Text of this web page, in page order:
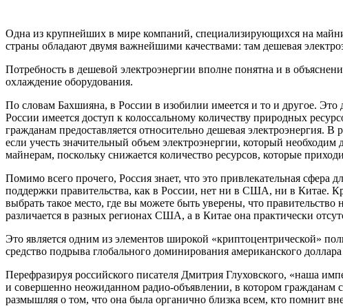
Одна из крупнейших в мире компаний, специализирующихся на
страны обладают двумя важнейшими качествами: там дешевая
Потребность в дешевой электроэнергии вполне понятна и в
охлаждение оборудования.
По словам Бахшияна, в России в изобилии имеется и то и другое.
России имеется доступ к колоссальному количеству природных
гражданам предоставляется относительно дешевая
если учесть значительный объем электроэнергии, который
майнерам, поскольку снижается количество ресурсов, которые
Помимо всего прочего, Россия знает, что это привлекательная сфера
поддержки правительства, как в России, нет ни в США, ни в Китае.
выбрать такое место, где вы можете быть уверены, что
различается в разных регионах США, а в Китае она практически
Это является одним из элементов широкой «криптоцентрической»
средство подрыва глобального доминирования американского
Перефразируя российского писателя Дмитрия Глуховского, «наша
и совершенно неожиданном радио-объявлении, в котором гражданам
размышляя о том, что она была органично близка всем, кто помнит